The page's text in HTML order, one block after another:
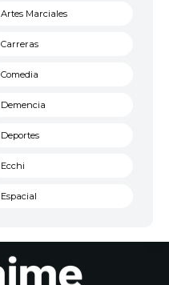
Artes Marciales
Carreras
Comedia
Demencia
Deportes
Ecchi
Espacial
Historico